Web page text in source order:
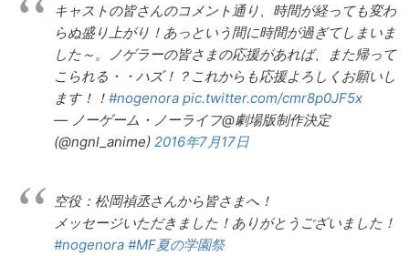
キャストの皆さんのコメント通り、時間が経っても変わ
らぬ盛り上がり！あっという間に時間が過ぎてしまいま
した～。ノゲラーの皆さまの応援があれば、また帰って
こられる・・ハズ！？これからも応援よろしくお願いし
ます！！#nogenora pic.twitter.com/cmr8p0JF5x
— ノーゲーム・ノーライフ@劇場版制作決定
(@ngnl_anime) 2016年7月17日
空役：松岡禎丞さんから皆さまへ！
メッセージいただきました！ありがとうございました！
#nogenora #MF夏の学園祭